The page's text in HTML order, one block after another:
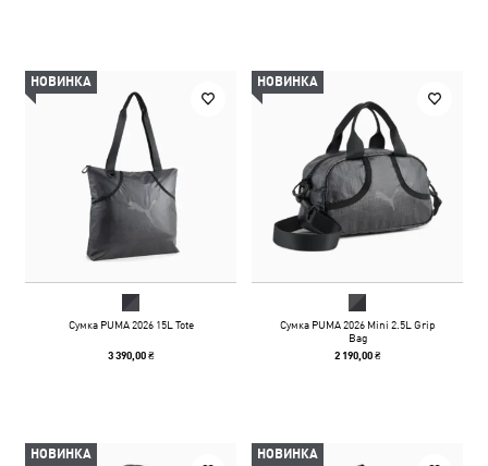
НОВИНКА
Сумка PUMA 2026 15L Tote
3 390,00 ₴
НОВИНКА
Сумка PUMA 2026 Mini 2.5L Grip
Bag
2 190,00 ₴
НОВИНКА НОВИНКА